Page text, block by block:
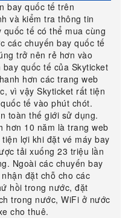
bay quốc tế trên
và kiểm tra thông tin
tế có thể mua cùng
các chuyến bay quốc tế
trở nên rẻ hơn vào
quốc tế của Skyticket
hơn các trang web
vì vậy Skyticket rất tiện
tế vào phút chót.
toàn thế giới sử dụng.
hơn 10 năm là trang web
lợi khi đặt vé máy bay
tải xuống 23 triệu lần
Ngoài các chuyến bay
đặt chỗ cho các
hồi trong nước, đặt
trong nước, WiFi ở nước
cho thuê.